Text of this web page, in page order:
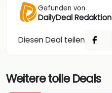
Gefunden von
DailyDeal Redaktion
Diesen Deal teilen
Weitere tolle Deals